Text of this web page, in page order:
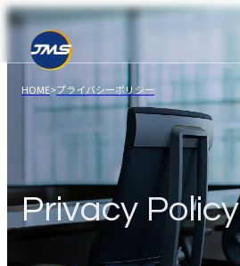
HOME>プライバシーポリシー
Privacy Policy